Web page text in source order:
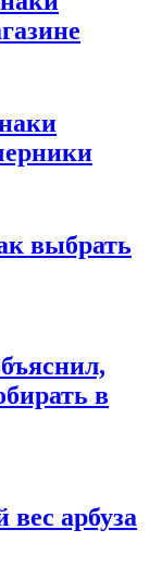
выбрать
в
арбуза